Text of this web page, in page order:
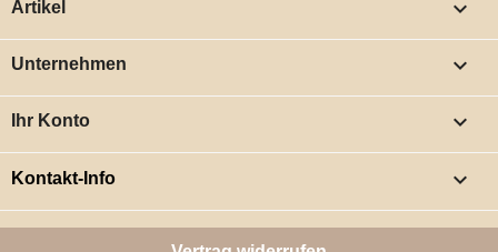
Artikel 
Unternehmen 
Ihr Konto 
Kontakt-Info keyboard_arrow_down